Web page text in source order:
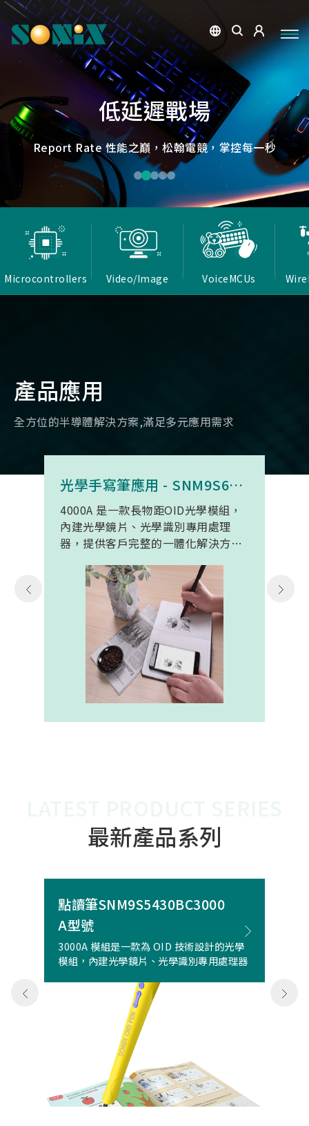
微小核心，巨大力量
松翰MCU：極致效能，智慧應用無所不在
低延遲戰場
Report Rate 性能之巔，松翰電競，掌控每一秒
捕捉每個清晰瞬間
高畫質ISP技術，支援HDR/3D降噪，提供卓越影像處理
能力
點讀魔法，數位學習新體驗
OID光學辨識技術，紙本內容瞬間數位化，開啟互動新篇
章
低延遲，無線視界
確保流暢穩定的影像傳輸
Microcontrollers Video/Image VoiceMCUs
產品應用
全方位的半導體解決方案,滿足多元應用需求
光學手寫筆應用 - SNM9S6100BC4000A
4000A 是一款長物距OID光學模組，
內建光學鏡片、光學識別專用處理
器，提供客戶完整的一體化解決方
置開發。模組在保持小型化的同時，
延伸了可用物距範圍，使其能在離紙
面更遠的位置仍精確讀取碼點，同時
內建的高幀率SoC，能確保書寫筆跡
的連續與準確。 透過4000A模組能有
效縮短客戶開發週期，並確保在小型
裝置中仍維持高精度與穩定度，讓產
品能夠以最自然的方式，將紙本與數
位內容緊密連結。
最新產品系列
點讀筆SNM9S5430BC3000
A型號
3000A 模組是一款為 OID 技術設計的光學
模組，內建光學鏡片、光學識別專用處理器